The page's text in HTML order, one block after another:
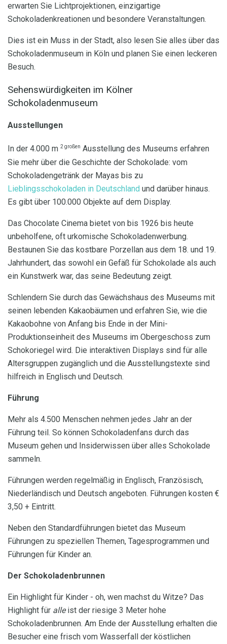
erwarten Sie Lichtprojektionen, einzigartige
Schokoladenkreationen und besondere Veranstaltungen.
Dies ist ein Muss in der Stadt, also lesen Sie alles über das
Schokoladenmuseum in Köln und planen Sie einen leckeren
Besuch.
Sehenswürdigkeiten im Kölner
Schokoladenmuseum
Ausstellungen
In der 4.000 m 2 großen Ausstellung des Museums erfahren
Sie mehr über die Geschichte der Schokolade: vom
Schokoladengetränk der Mayas bis zu
Lieblingsschokoladen in Deutschland und darüber hinaus.
Es gibt über 100.000 Objekte auf dem Display.
Das Chocolate Cinema bietet von bis 1926 bis heute
unbeholfene, oft urkomische Schokoladenwerbung.
Bestaunen Sie das kostbare Porzellan aus dem 18. und 19.
Jahrhundert, das sowohl ein Gefäß für Schokolade als auch
ein Kunstwerk war, das seine Bedeutung zeigt.
Schlendern Sie durch das Gewächshaus des Museums mit
seinen lebenden Kakaobäumen und erfahren Sie, wie die
Kakaobohne von Anfang bis Ende in der Mini-
Produktionseinheit des Museums im Obergeschoss zum
Schokoriegel wird. Die interaktiven Displays sind für alle
Altersgruppen zugänglich und die Ausstellungstexte sind
hilfreich in Englisch und Deutsch.
Führung
Mehr als 4.500 Menschen nehmen jedes Jahr an der
Führung teil. So können Schokoladenfans durch das
Museum gehen und Insiderwissen über alles Schokolade
sammeln.
Führungen werden regelmäßig in Englisch, Französisch,
Niederländisch und Deutsch angeboten. Führungen kosten €
3,50 + Eintritt.
Neben den Standardführungen bietet das Museum
Führungen zu speziellen Themen, Tagesprogrammen und
Führungen für Kinder an.
Der Schokoladenbrunnen
Ein Highlight für Kinder - oh, wen machst du Witze? Das
Highlight für alleist der riesige 3 Meter hohe
Schokoladenbrunnen. Am Ende der Ausstellung erhalten die
Besucher eine frisch vom Wasserfall der köstlichen